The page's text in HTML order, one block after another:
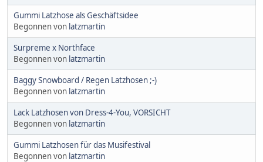
Gummi Latzhose als Geschäftsidee
Begonnen von latzmartin
Surpreme x Northface
Begonnen von latzmartin
Baggy Snowboard / Regen Latzhosen ;-)
Begonnen von latzmartin
Lack Latzhosen von Dress-4-You, VORSICHT
Begonnen von latzmartin
Gummi Latzhosen für das Musifestival
Begonnen von latzmartin